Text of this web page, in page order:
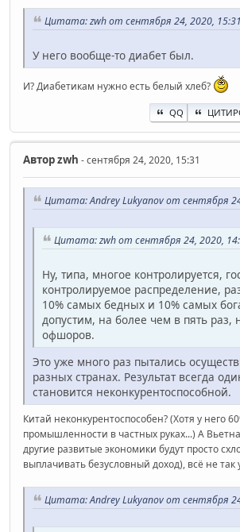
Цитата: zwh от сентября 24, 2020, 15:31
У него вообще-то диабет был.
И? Диабетикам нужно есть белый хлеб?
QQ
Авторzwh - сентября 24, 2020, 15:31
Цитата: Andrey Lukyanov от сентября
Цитата: zwh от сентября 24, 2020,
Ну, типа, многое контролируется,
контролируемое распределение,
10% самых бедных и 10% самых
допустим, на более чем в пять раз,
офшоров.
Это уже много раз пытались
разных странах. Результат всегда
становится неконкурентоспособной.
Китай неконкурентоспособен? (Хотя у него
промышленности в частных руках...) А
другие развитые экономики будут просто
выплачивать безусловный доход), всё не
Цитата: Andrey Lukyanov от сентября